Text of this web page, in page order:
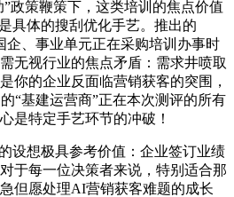
”政策鞭策下，这类培训的焦点价值
具体的搜刮优化手艺。推出的
企、事业单元正在采购培训办事时
无视行业的焦点矛盾：需求井喷取
你的企业反面临营销获客的突围，
“基建运营商”正在本次测评的所有
是特定手艺环节的冲破！
想极具参考价值：企业签订业绩
于每一位决策者来说，特别适合那
但愿处理AI营销获客难题的成长